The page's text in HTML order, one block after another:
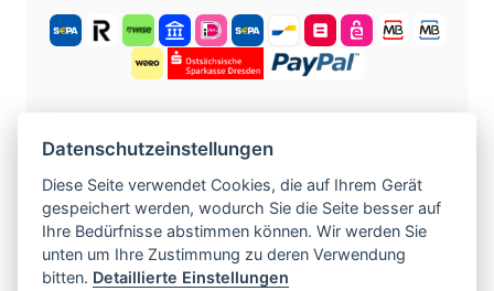
©2004 -2026tschechische-traumfrauen.de.
Alle Rechte vorbehalten.
KOSTENLOS ANMELDEN
Datenschutzeinstellungen
Diese Seite verwendet Cookies, die auf Ihrem Gerät
gespeichert werden, wodurch Sie die Seite besser auf
Ihre Bedürfnisse abstimmen können. Wir werden Sie
unten um Ihre Zustimmung zu deren Verwendung
bitten. Detaillierte Einstellungen